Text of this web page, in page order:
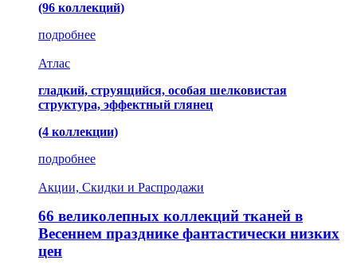
(96 коллекций)
подробнее
Атлас
гладкий, струящийся, особая шелковистая
структура, эффектный глянец
(4 коллекции)
подробнее
Акции, Скидки и Распродажи
66 великолепных коллекций тканей в
Весеннем празднике фантастически низких
цен